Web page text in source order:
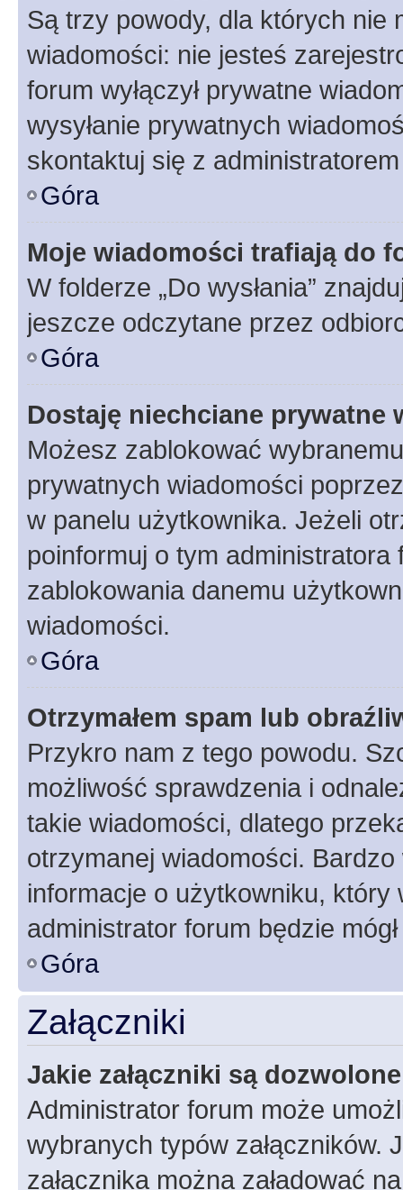
Są trzy powody, dla których nie
wiadomości: nie jesteś
forum wyłączył prywatne
wysyłanie prywatnych
skontaktuj się z
Góra
Moje wiadomości trafiają do
W folderze „Do wysłania”
jeszcze odczytane przez
Góra
Dostaję niechciane prywatne
Możesz zablokować
prywatnych wiadomości
w panelu użytkownika. Jeżeli
poinformuj o tym
zablokowania danemu
wiadomości.
Góra
Otrzymałem spam lub
Przykro nam z tego powodu.
możliwość sprawdzenia i
takie wiadomości, dlatego
otrzymanej wiadomości.
informacje o użytkowniku, który
administrator forum będzie
Góra
Załączniki
Jakie załączniki są
Administrator forum może
wybranych typów załączników.
załącznika można załadować